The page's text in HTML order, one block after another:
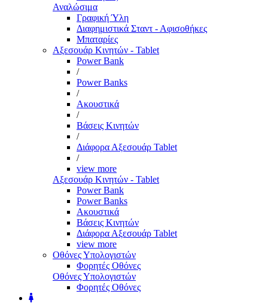
Αναλώσιμα
Γραφική Ύλη
Διαφημιστικά Σταντ - Αφισοθήκες
Μπαταρίες
Αξεσουάρ Κινητών - Tablet
Power Bank
/
Power Banks
/
Ακουστικά
/
Βάσεις Κινητών
/
Διάφορα Αξεσουάρ Tablet
/
view more
Αξεσουάρ Κινητών - Tablet
Power Bank
Power Banks
Ακουστικά
Βάσεις Κινητών
Διάφορα Αξεσουάρ Tablet
view more
Οθόνες Υπολογιστών
Φορητές Οθόνες
Οθόνες Υπολογιστών
Φορητές Οθόνες